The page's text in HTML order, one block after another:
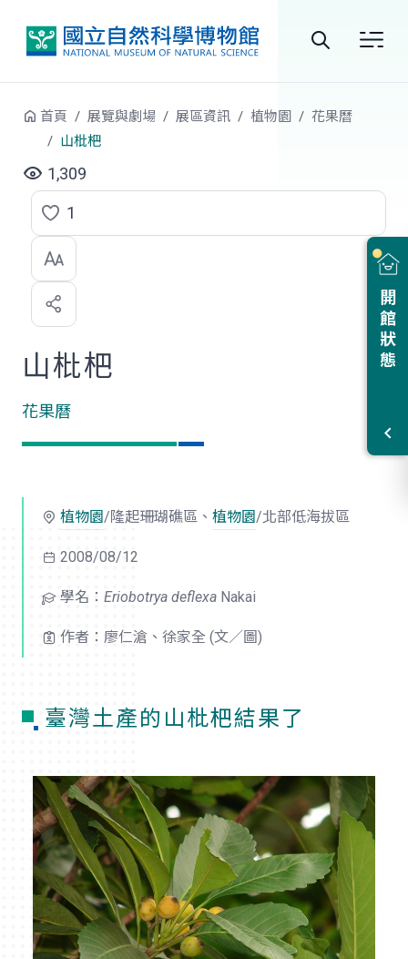
站
開館狀態
首頁 展覽與劇場 展區資訊 植物園
花果曆
山枇杷
1,309
點
選
喜
歡
1
山枇杷
花果曆
植物園/隆起珊瑚礁區、 植物園/北部低海拔區
2008/08/12
學名： Eriobotrya deflexa Nakai
作者：廖仁滄、徐家全 (文／圖)
臺灣土產的山枇杷結果了